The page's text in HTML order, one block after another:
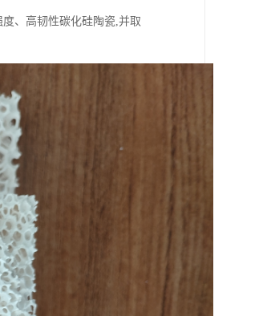
、高韧性碳化硅陶瓷,并取